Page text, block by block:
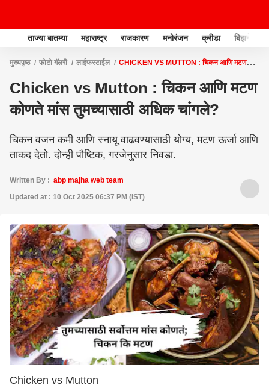
ताज्या बातम्या महाराष्ट्र राजकारण मनोरंजन क्रीडा बिझनेस
मुख्यपृष्ठ फोटो गॅलरी लाईफस्टाईल
CHICKEN VS MUTTON : चिकन आणि मटण
Chicken vs Mutton : चिकन आणि मटण
कोणते मांस तुमच्यासाठी अधिक चांगले?
चिकन वजन कमी आणि स्नायू वाढवण्यासाठी योग्य, मटण ऊर्जा आणि
ताकद देतो. दोन्ही पौष्टिक, गरजेनुसार निवडा.
Written By : abp majha web team
Updated at : 10 Oct 2025 06:37 PM (IST)
Chicken vs Mutton